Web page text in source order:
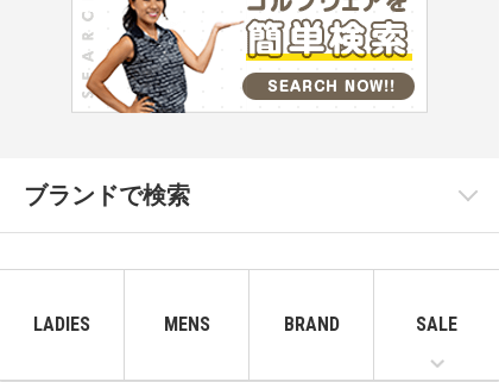
ブランドで検索
LADIES MENS BRAND SALE